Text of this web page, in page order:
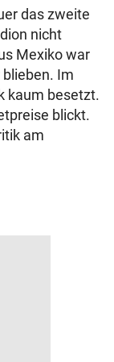
das zweite
nicht
Mexiko war
blieben. Im
kaum besetzt.
blickt.
am